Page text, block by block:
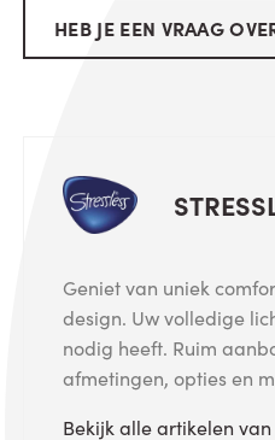
HEB JE EEN VRAAG
Geniet van uniek
design. Uw volledige
nodig heeft. Ruim
afmetingen, opties en
Bekijk alle artikelen van